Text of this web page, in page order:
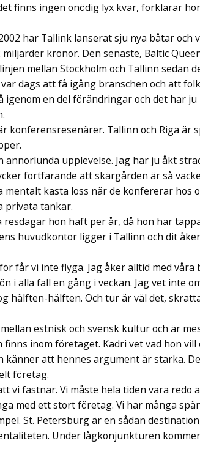
finns ingen onödig lyx kvar, förklarar
har Tallink lanserat sju nya båtar och
kronor. Den senaste, Baltic
mellan Stockholm och Tallinn sedan
dags att få igång branschen och att
igenom en del förändringar och det har
konferensresenärer. Tallinn och Riga är
annorlunda upplevelse. Jag har ju åkt
fortfarande att skärgården är så
kasta loss när de konfererar hos
privata tankar.
hon haft per år, då hon har
huvudkontor ligger i Tallinn och dit
får vi inte flyga. Jag åker alltid med våra
i alla fall en gång i veckan. Jag vet inte
hälften-hälften. Och tur är väl det,
estnisk och svensk kultur och är
inom företaget. Kadri vet vad hon vill
känner att hennes argument är starka.
företag.
vi fastnar. Vi måste hela tiden vara redo
med ett stort företag. Vi har många
St. Petersburg är en sådan
Under lågkonjunkturen